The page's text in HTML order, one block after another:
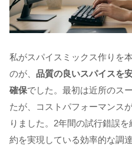
私がスパイスミックス作りを
のが、 品質の良いスパイスを
確保でした。最初は近所のス
たが、コストパフォーマンス
りました。2年間の試行錯誤
約を実現している効率的な調